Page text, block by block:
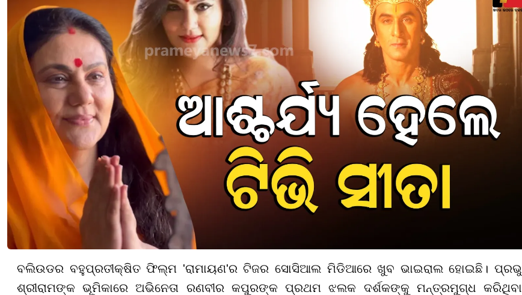
ବଲିଉଡର ବହୁପ୍ରତୀକ୍ଷିତ ଫିଲ୍ମ 'ରାମାୟଣ'ର ଟିଜର ସୋସିଆଲ ମିଡିଆରେ ଖୁବ ଭାଇରାଲ ହୋଇଛି। ପ୍ରଭୁ
ଶ୍ରୀରାମଙ୍କ ଭୂମିକାରେ ଅଭିନେତା ରଣବୀର କପୁରଙ୍କ ପ୍ରଥମ ଝଲକ ଦର୍ଶକଙ୍କୁ ମନ୍ତ୍ରମୁଗ୍ଧ କରିଥିବା